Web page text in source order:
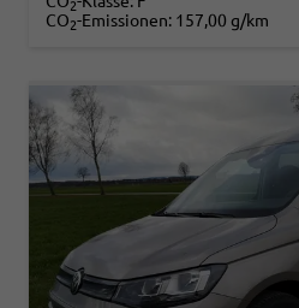
2
CO2-Emissionen: 157,00 g/km